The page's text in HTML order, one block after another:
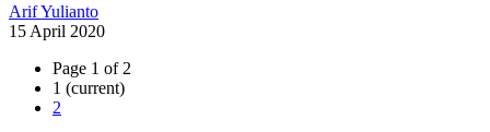
Arif Yulianto
15 April 2020
Page 1 of 2
1 (current)
2